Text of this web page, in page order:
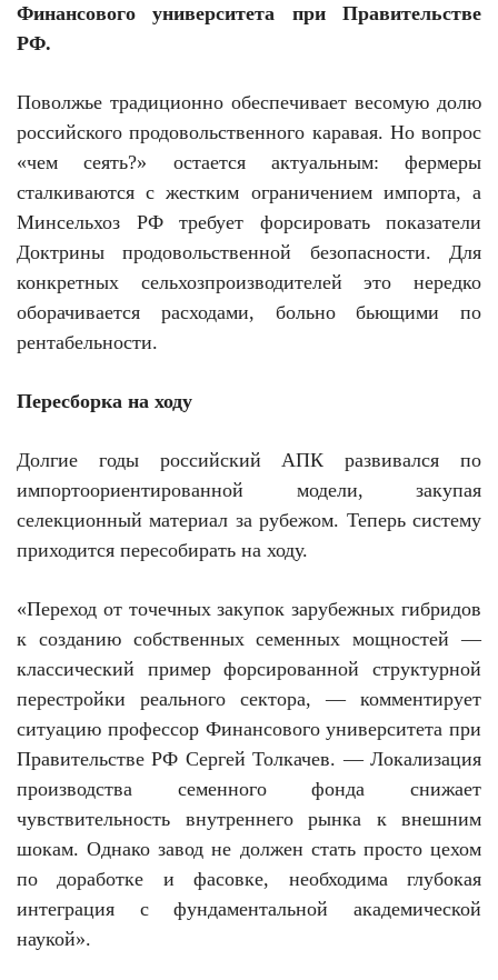
Финансового университета при Правительстве
РФ.
Поволжье традиционно обеспечивает весомую долю
российского продовольственного каравая. Но вопрос
«чем сеять?» остается актуальным: фермеры
сталкиваются с жестким ограничением импорта, а
Минсельхоз РФ требует форсировать показатели
Доктрины продовольственной безопасности. Для
конкретных сельхозпроизводителей это нередко
оборачивается расходами, больно бьющими по
рентабельности.
Пересборка на ходу
Долгие годы российский АПК развивался по
импортоориентированной модели, закупая
селекционный материал за рубежом. Теперь систему
приходится пересобирать на ходу.
«Переход от точечных закупок зарубежных гибридов
к созданию собственных семенных мощностей —
классический пример форсированной структурной
перестройки реального сектора, — комментирует
ситуацию профессор Финансового университета при
Правительстве РФ Сергей Толкачев. — Локализация
производства семенного фонда снижает
чувствительность внутреннего рынка к внешним
шокам. Однако завод не должен стать просто цехом
по доработке и фасовке, необходима глубокая
интеграция с фундаментальной академической
наукой».